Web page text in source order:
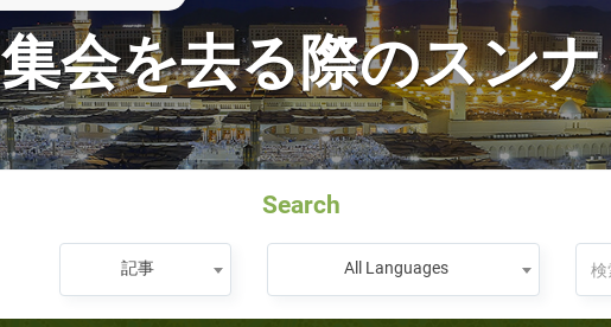
集会を去る際のスンナ
Search
記事 All Languages